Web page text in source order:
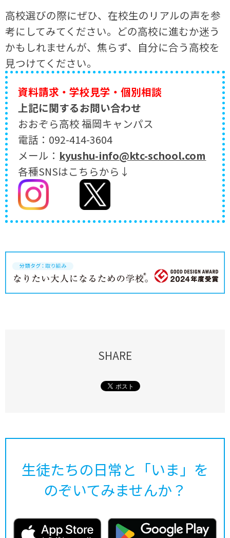
高校選びの際にぜひ、在校生のリアルの声を参
考にしてみてください。どの高校に進むか迷う
かもしれませんが、焦らず、自分に合う高校を
見つけてください。
資料請求・学校見学・個別相談
上記に関するお問い合わせ
おおぞら高校 福岡キャンパス
電話：092-414-3604
メール： kyushu-info@ktc-school.com
各種SNSはこちらから↓
SHARE
生徒たちの日常と「いま」を
のぞいてみませんか？